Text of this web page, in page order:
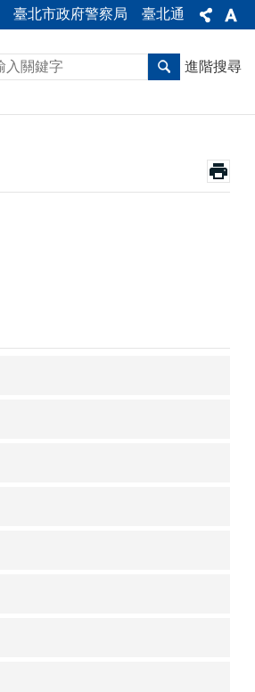
臺北市政府警察局 臺北通
進階搜尋